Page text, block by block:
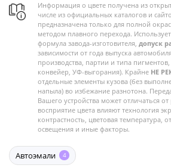
Информация о цвете получена из
числе из официальных каталогов и
предназначена только для полной
методом плавного перехода.
формула завода-изготовителя, допуск
зависимости от года выпуска
производства, партии и типа
конвейер, УФ-выгорания). Крайне НЕ
отдельные элементы кузова (без
напыла) во избежание разнотона.
Вашего устройства может отличаться
восприятие цвета влияют технология
контрастность, цветовая температура,
освещения и иные факторы.
Автоэмали 4